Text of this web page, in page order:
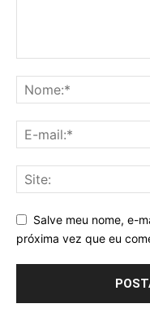
Salve meu nome, e-
próxima vez que eu